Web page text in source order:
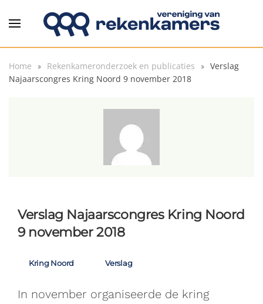
Overslaan en naar de inhoud gaan
Home Rekenkameronderzoek en publicaties
Verslag
Najaarscongres Kring Noord 9 november 2018
Verslag Najaarscongres Kring Noord
9 november 2018
Kring Noord Verslag
In november organiseerde de kring